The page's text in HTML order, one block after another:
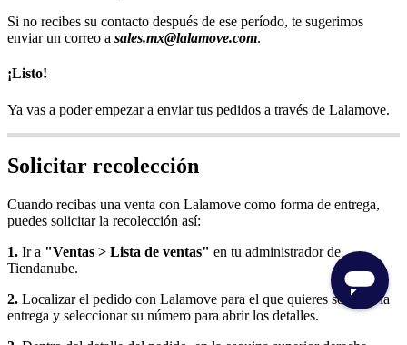
Si no recibes su contacto después de ese período, te sugerimos
enviar un correo a sales.mx@lalamove.com.
¡Listo!
Ya vas a poder empezar a enviar tus pedidos a través de Lalamove.
Solicitar recolección
Cuando recibas una venta con Lalamove como forma de entrega,
puedes solicitar la recolección así:
1. Ir a "Ventas > Lista de ventas" en tu administrador de
Tiendanube.
2. Localizar el pedido con Lalamove para el que quieres solicitar la
entrega y seleccionar su número para abrir los detalles.